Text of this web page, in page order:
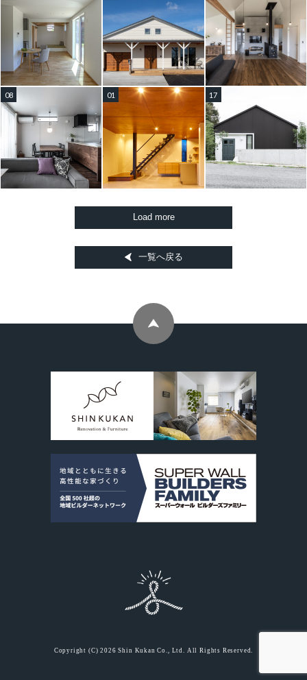
08 01 17
一覧へ戻る
Copyright (C) 2026 Shin Kukan Co., Ltd. All Rights Reserved.